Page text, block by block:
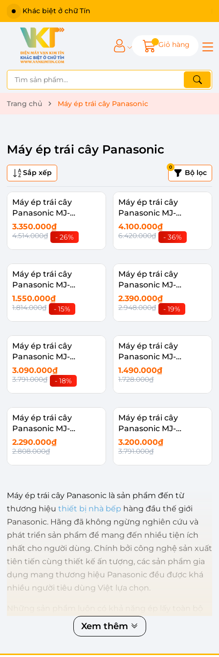
Khác biệt ở chữ Tín
Giỏ hàng
Trang chủ Máy ép trái cây Panasonic
Máy ép trái cây Panasonic
Sắp xếp Bộ lọc
0
Máy ép trái cây
Panasonic MJ-
CB800SRA
3.350.000₫
4.514.000₫ - 26%
Máy ép trái cây
Panasonic MJ-
L500SRA
4.100.000₫
6.420.000₫ - 36%
Máy ép trái cây
Panasonic MJ-
CS101WRA
1.550.000₫
1.814.000₫ - 15%
Máy ép trái cây
Panasonic MJ-
CB100WRA
2.390.000₫
2.948.000₫ - 19%
Máy ép trái cây
Panasonic MJ-
CB600SRA
3.090.000₫
3.791.000₫ - 18%
Máy ép trái cây
Panasonic MJ-
H100WRA
1.490.000₫
1.728.000₫
Máy ép trái cây
Panasonic MJ-
SJ01WRA
2.290.000₫
2.808.000₫
Máy ép trái cây
Panasonic MJ-
DJ01SRA
3.200.000₫
3.791.000₫
Máy ép trái cây Panasonic là sản phẩm đến từ
thương hiệu thiết bị nhà bếp hàng đầu thế giới
Panasonic. Hãng đã không ngừng nghiên cứu và
phát triển sản phẩm để mang đến nhiều tiện ích
nhất cho người dùng. Chính bởi công nghệ sản xuất
tiên tiến cùng thiết kế ấn tượng, các sản phẩm gia
dụng mang thương hiệu Panasonic đều được khá
nhiều người tiêu dùng Việt lựa chọn.
các dưỡng chất có trong trái cây, với công suất
mạnh, dung tích cối lớn. Tuy nhiên khi sử dụng máy
Xem thêm